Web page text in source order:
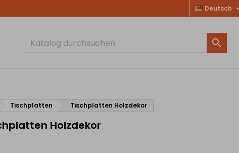
Deutsch

Tischplatten Tischplatten Holzdekor
Holzdekor